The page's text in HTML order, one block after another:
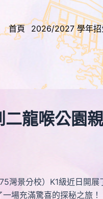
首頁 2026/2027 學年招
龍喉公園
景分校）K1級近日開展
場充滿驚喜的探秘之旅！